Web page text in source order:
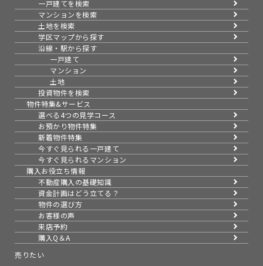
一戸建てを検索
マンションを検索
土地を検索
学区マップから探す
沿線・駅から探す
一戸建て
マンション
土地
投資物件を検索
物件特集&サービス
選べる4つの見学コース
お預かり物件特集
新着物件特集
今すぐ見られる一戸建て
今すぐ見られるマンション
購入お役立ち情報
不動産購入の基礎知識
資金計画はどう立てる？
物件の選び方
お客様の声
来店予約
購入Q＆A
売りたい